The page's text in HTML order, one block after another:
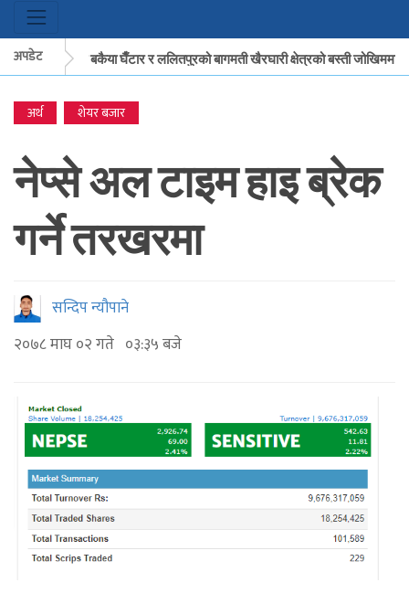
अपडेट
मकवानपुरको बकैया घैँटार र ललितपुरको बागमती खैरघारी क्षेत्रको बस्ती जोखिममा
अर्थ शेयर बजार
नेप्से अल टाइम हाइ ब्रेक
गर्ने तरखरमा
सन्दिप न्यौपाने
२०७८ माघ ०२ गते ०३:३५ बजे